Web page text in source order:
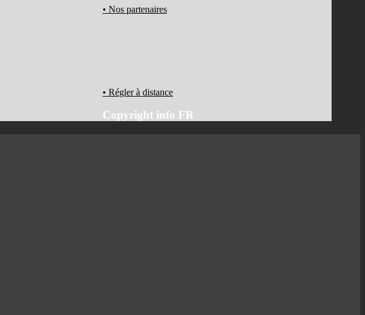
• Nos partenaires
• Régler à distance
Copyright info FR